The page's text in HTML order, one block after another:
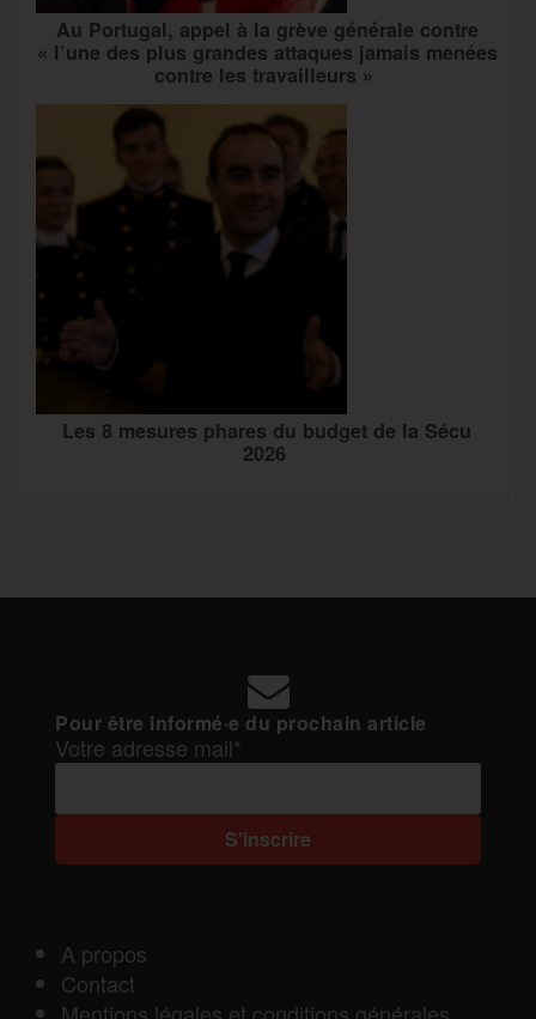
Au Portugal, appel à la grève générale contre
« l’une des plus grandes attaques jamais menées
contre les travailleurs »
Les 8 mesures phares du budget de la Sécu
2026
Pour être informé·e du prochain article
Votre adresse mail*
A propos
Contact